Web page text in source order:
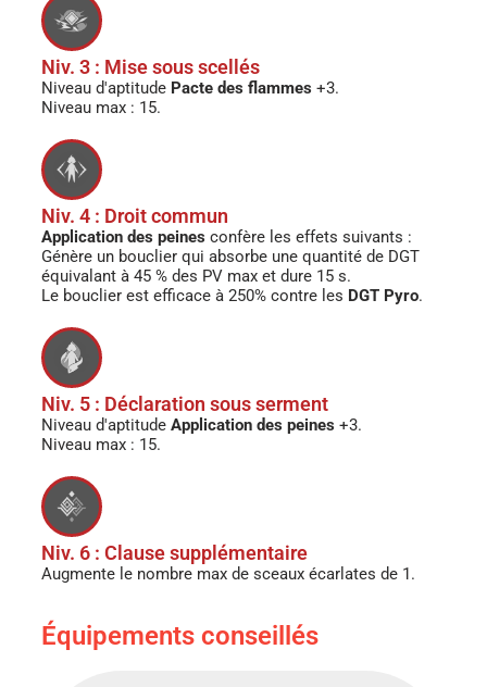
Niv. 3 : Mise sous scellés
Niveau d'aptitude Pacte des flammes +3.
Niveau max : 15.
Niv. 4 : Droit commun
Application des peines confère les effets suivants :
Génère un bouclier qui absorbe une quantité de DGT
équivalant à 45 % des PV max et dure 15 s.
Le bouclier est efficace à 250% contre les DGT Pyro.
Niv. 5 : Déclaration sous serment
Niveau d'aptitude Application des peines +3.
Niveau max : 15.
Niv. 6 : Clause supplémentaire
Augmente le nombre max de sceaux écarlates de 1.
Équipements conseillés